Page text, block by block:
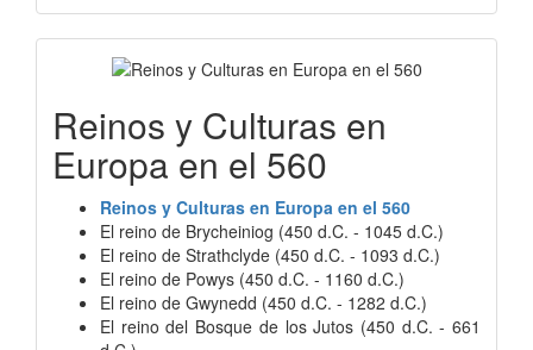
Reinos y Culturas en
Europa en el 560
Reinos y Culturas en Europa en el 560
El reino de Brycheiniog (450 d.C. - 1045 d.C.)
El reino de Strathclyde (450 d.C. - 1093 d.C.)
El reino de Powys (450 d.C. - 1160 d.C.)
El reino de Gwynedd (450 d.C. - 1282 d.C.)
El reino del Bosque de los Jutos (450 d.C. - 661